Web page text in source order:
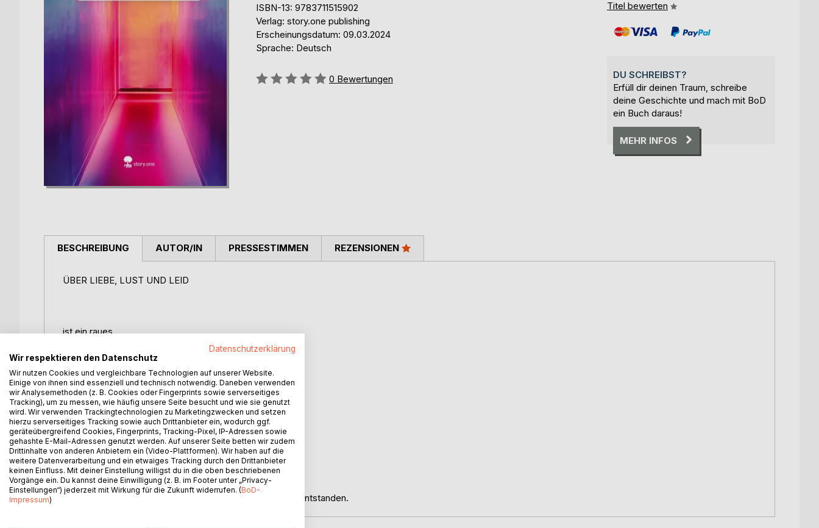
ISBN-13: 9783711515902
Verlag: story.one publishing
Erscheinungsdatum: 09.03.2024
Sprache: Deutsch
Bewertung::
0 Bewertungen
Titel bewerten
DU SCHREIBST?
Erfüll dir deinen Traum, schreibe
deine Geschichte und mach mit BoD
ein Buch daraus!
MEHR INFOS
BESCHREIBUNG
ÜBER LIEBE, LUST UND LEID
ist ein raues,
poetisches Gesamtwerk
voller Schmerz,
Romantik
und Ehrlichkeit
des Schriftstellers und Dichters Dennis Czyzewski.
Die Gedichte sind zwischen den Jahren von 2015 - 2024 entstanden.
AUTOR/IN PRESSESTIMMEN REZENSIONEN
Datenschutzerklärung
Wir respektieren den Datenschutz
Wir nutzen Cookies und vergleichbare Technologien auf unserer Website.
Einige von ihnen sind essenziell und technisch notwendig. Daneben verwenden
wir Analysemethoden (z. B. Cookies oder Fingerprints sowie serverseitiges
Tracking), um zu messen, wie häufig unsere Seite besucht und wie sie genutzt
wird. Wir verwenden Trackingtechnologien zu Marketingzwecken und setzen
hierzu serverseitiges Tracking sowie auch Drittanbieter ein, wodurch ggf.
geräteübergreifend Cookies, Fingerprints, Tracking-Pixel, IP-Adressen sowie
gehashte E-Mail-Adressen genutzt werden. Auf unserer Seite betten wir zudem
Drittinhalte von anderen Anbietern ein (Video-Plattformen). Wir haben auf die
weitere Datenverarbeitung und ein etwaiges Tracking durch den Drittanbieter
keinen Einfluss. Mit deiner Einstellung willigst du in die oben beschriebenen
Vorgänge ein. Du kannst deine Einwilligung (z. B. im Footer unter „Privacy-
Einstellungen“) jederzeit mit Wirkung für die Zukunft widerrufen. (BoD-
Impressum)